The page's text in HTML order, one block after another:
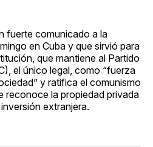
fuerte comunicado a la
en Cuba y que sirvió para
que mantiene al Partido
el único legal, como “fuerza
y ratifica el comunismo
reconoce la propiedad privada
extranjera.